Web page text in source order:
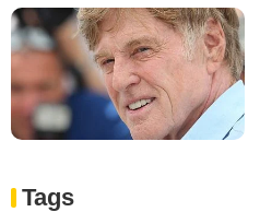
Tags